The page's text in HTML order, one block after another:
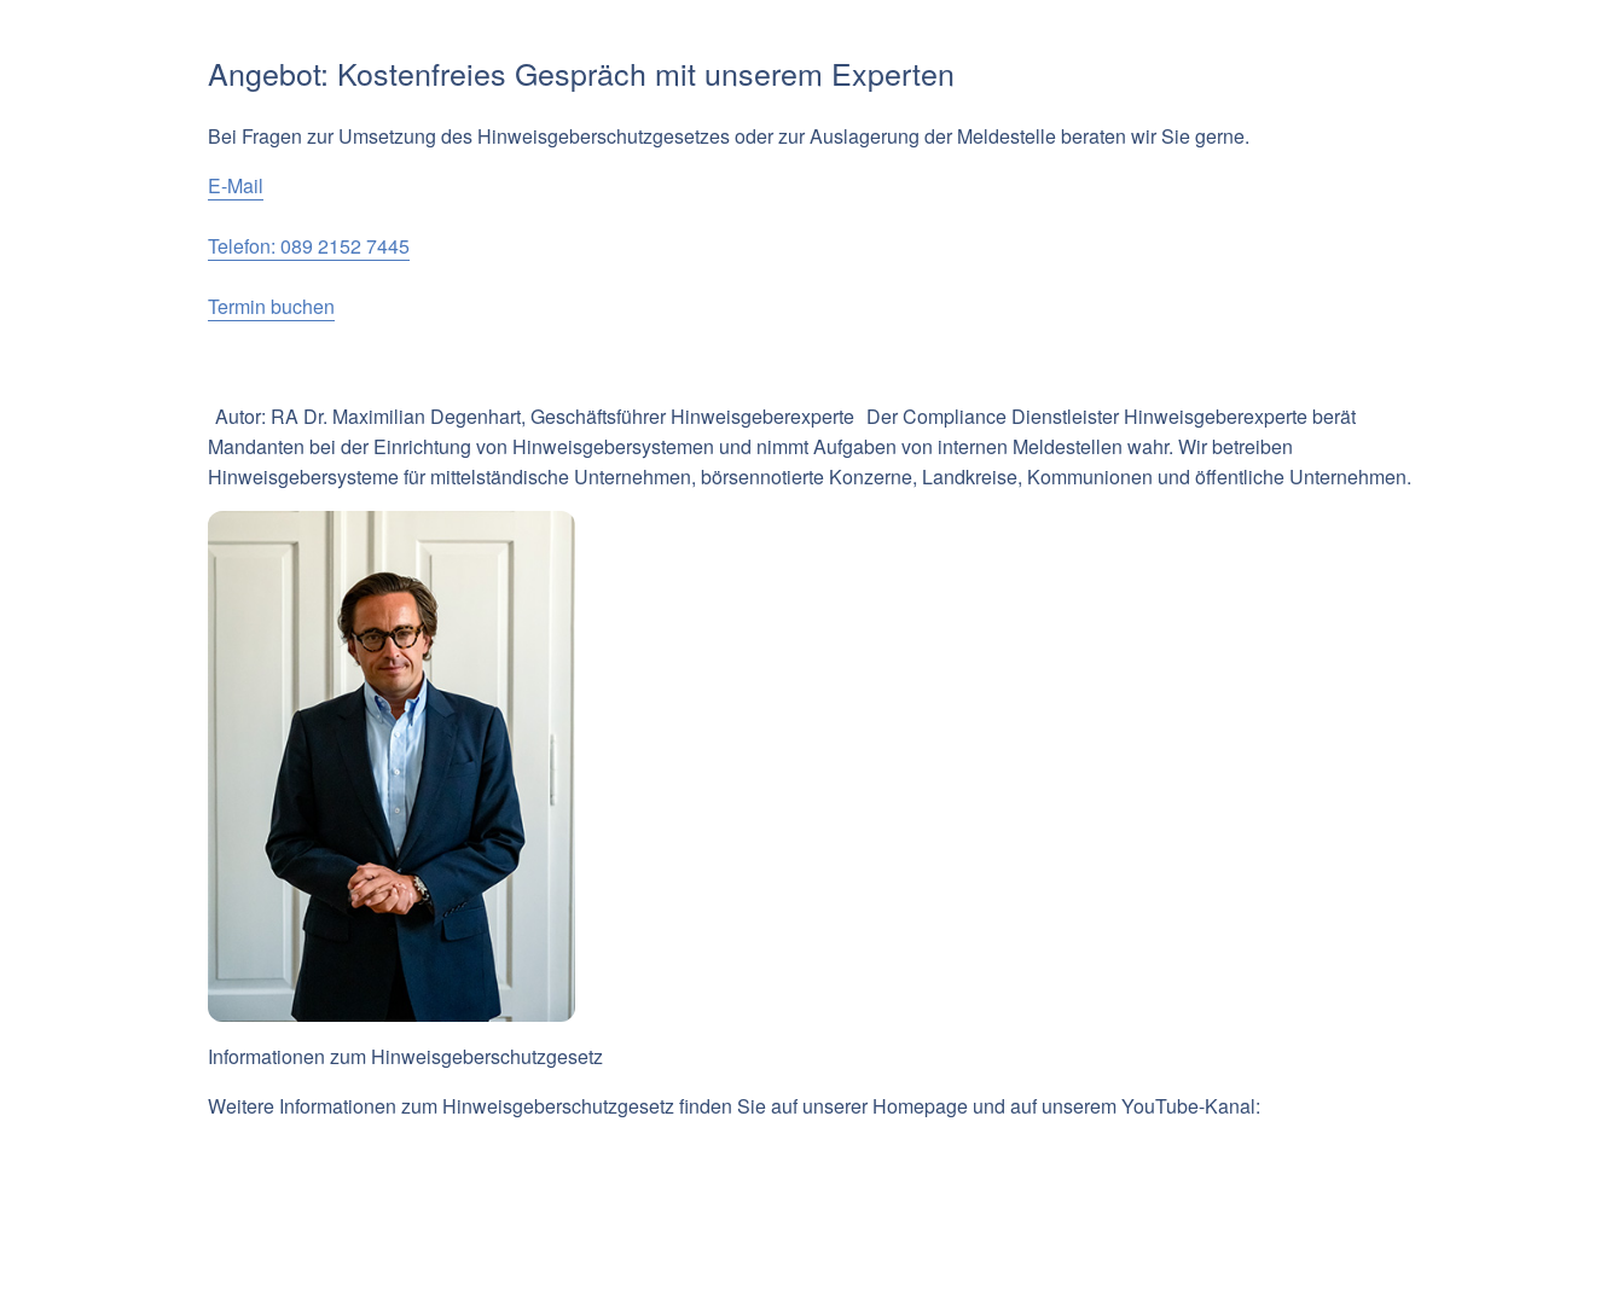
Angebot: Kostenfreies Gespräch mit unserem Experten
Bei Fragen zur Umsetzung des Hinweisgeberschutzgesetzes oder zur Auslagerung der Meldestelle beraten wir Sie gerne.
E-Mail
Telefon: 089 2152 7445
Termin buchen
Autor: RA Dr. Maximilian Degenhart, Geschäftsführer Hinweisgeberexperte Der Compliance Dienstleister Hinweisgeberexperte berät
Mandanten bei der Einrichtung von Hinweisgebersystemen und nimmt Aufgaben von internen Meldestellen wahr. Wir betreiben
Hinweisgebersysteme für mittelständische Unternehmen, börsennotierte Konzerne, Landkreise, Kommunionen und öffentliche Unternehmen.
Informationen zum Hinweisgeberschutzgesetz
Weitere Informationen zum Hinweisgeberschutzgesetz finden Sie auf unserer Homepage und auf unserem YouTube-Kanal: